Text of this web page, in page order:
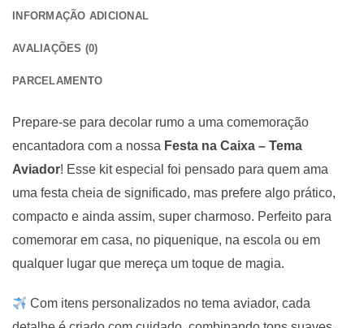
INFORMAÇÃO ADICIONAL
AVALIAÇÕES (0)
PARCELAMENTO
Prepare-se para decolar rumo a uma comemoração
encantadora com a nossa Festa na Caixa – Tema
Aviador! Esse kit especial foi pensado para quem ama
uma festa cheia de significado, mas prefere algo prático,
compacto e ainda assim, super charmoso. Perfeito para
comemorar em casa, no piquenique, na escola ou em
qualquer lugar que mereça um toque de magia.
Com itens personalizados no tema aviador, cada